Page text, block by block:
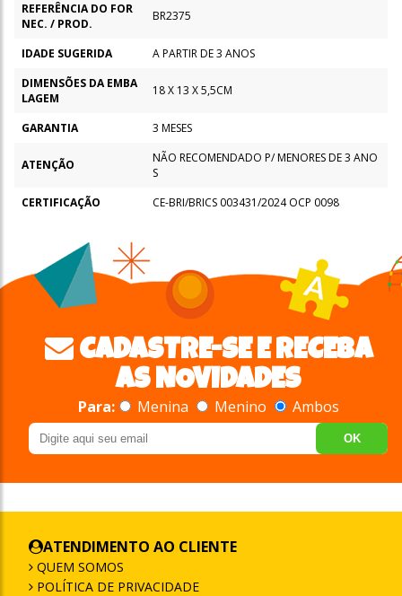
REFERÊNCIA DO FOR
NEC. / PROD.
BR2375
IDADE SUGERIDA
A PARTIR DE 3 ANOS
DIMENSÕES DA EMBA
LAGEM
18 X 13 X 5,5CM
GARANTIA 3 MESES
ATENÇÃO
NÃO RECOMENDADO P/ MENORES DE 3 ANO
S
CERTIFICAÇÃO
CE-BRI/BRICS 003431/2024 OCP 0098
CADASTRE-SE E RECEBA
AS NOVIDADES
Para: Menina Menino Ambos
OK
ATENDIMENTO AO CLIENTE
QUEM SOMOS
POLÍTICA DE PRIVACIDADE